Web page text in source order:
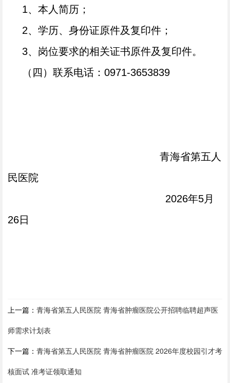
1、本人简历；
2、学历、身份证原件及复印件；
3、岗位要求的相关证书原件及复印件。
（四）联系电话： 0971-3653839
青海省第五人
民医院
2026年5月
26日
上一篇： 青海省第五人民医院 青海省肿瘤医院公开招聘临聘超声医
师需求计划表
下一篇： 青海省第五人民医院 青海省肿瘤医院 2026年度校园引才考
核面试 准考证领取通知